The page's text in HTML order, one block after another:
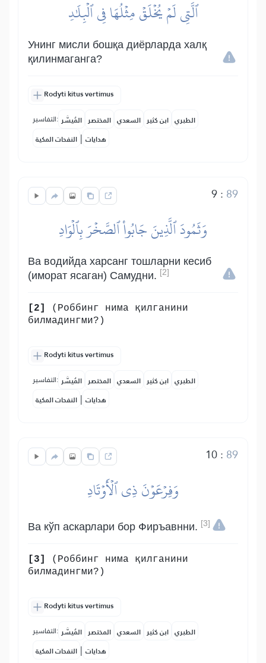
ٱلَّتِي لَمۡ يُخۡلَقۡ مِثۡلُهَا فِي ٱلۡبِلَٰدِ
Унинг мисли бошқа диёрларда халқ
қилинмаганга?
Rodyti kitus vertimus
التفاسير: المُيسَّر المختصر السعدي ابن كثير الطبري
النفحات المكية | هدايات
9: 89
وَثَمُودَ ٱلَّذِينَ جَابُواْ ٱلصَّخۡرَ بِٱلۡوَادِ
Ва водийда харсанг тошларни кесиб
(иморат ясаган) Самудни. [2]
[2]
(Роббинг нима қилганини
билмадингми?)
Rodyti kitus vertimus
التفاسير: المُيسَّر المختصر السعدي ابن كثير الطبري
النفحات المكية | هدايات
10: 89
وَفِرۡعَوۡنَ ذِي ٱلۡأَوۡتَادِ
Ва кўп аскарлари бор Фиръавнни. [3]
[3]
(Роббинг нима қилганини
билмадингми?)
Rodyti kitus vertimus
التفاسير: المُيسَّر المختصر السعدي ابن كثير الطبري
النفحات المكية | هدايات